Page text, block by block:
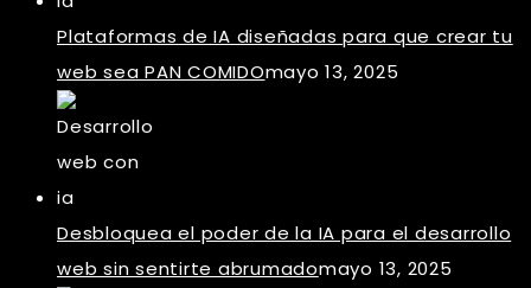
Plataformas de IA diseñadas para que crear tu
web sea PAN COMIDOmayo 13, 2025
Desbloquea el poder de la IA para el desarrollo
web sin sentirte abrumadomayo 13, 2025